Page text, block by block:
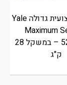
כספת מקצועית גדולה Yale
Maximum
52X35X36 – במשקל 28
ק"ג